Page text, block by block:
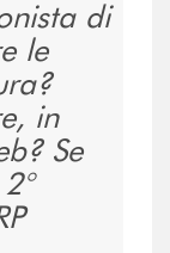
di
le
in
Se